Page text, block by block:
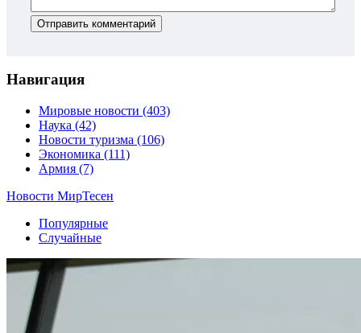
Отправить комментарий
Навигация
Мировые новости (403)
Наука (42)
Новости туризма (106)
Экономика (111)
Армия (7)
Новости МирТесен
Популярные
Случайные